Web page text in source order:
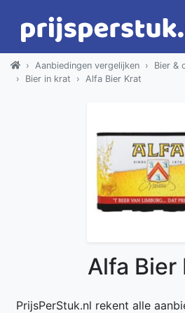
Aanbiedingen vergelijken Bier &
Bier in krat
Alfa Bier Krat
Alfa Bier
PrijsPerStuk.nl rekent alle